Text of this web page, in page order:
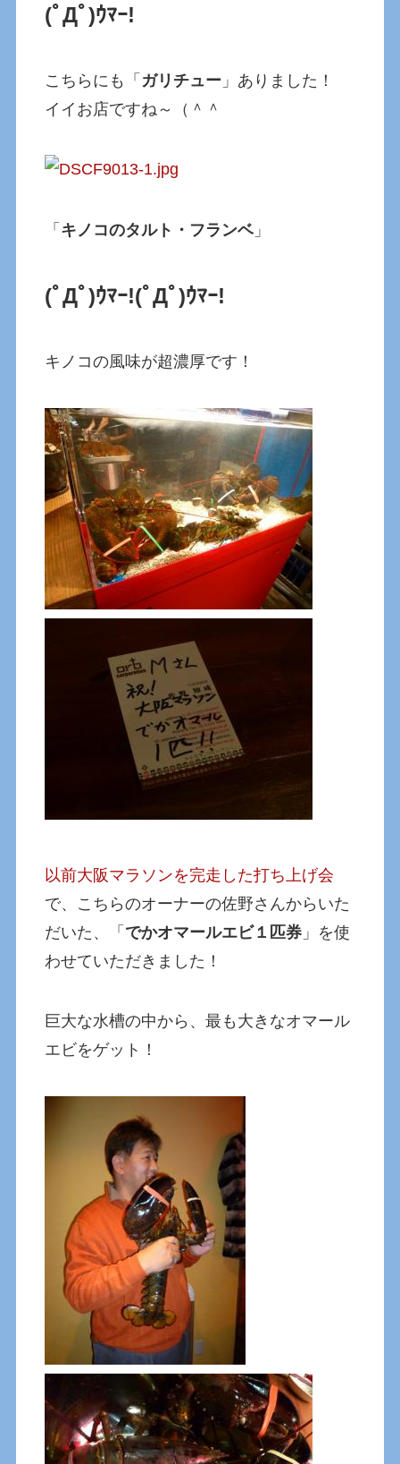
(ﾟДﾟ)ｳﾏｰ!
こちらにも「 ガリチュー 」ありました！
イイお店ですね～（＾＾
「 キノコのタルト・フランベ」
(ﾟДﾟ)ｳﾏｰ!(ﾟДﾟ)ｳﾏｰ!
キノコの風味が超濃厚です！
以前大阪マラソンを完走した打ち上げ会
で、こちらのオーナーの佐野さんからいた
だいた、「 でかオマールエビ１匹券 」を使
わせていただきました！
巨大な水槽の中から、最も大きなオマール
エビをゲット！